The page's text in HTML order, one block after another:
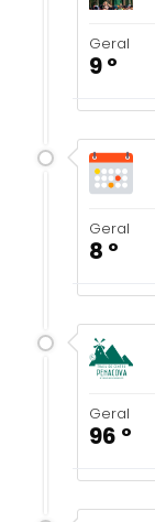
Geral
9 º
Geral
8 º
Geral
96 º